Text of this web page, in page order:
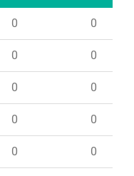
0 0
0 0
0 0
0 0
0 0